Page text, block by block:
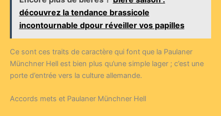
découvrez la tendance brassicole
incontournable dpour réveiller vos papilles
Ce sont ces traits de caractère qui font que la Paulaner
Münchner Hell est bien plus qu’une simple lager ; c’est une
porte d’entrée vers la culture allemande.
Accords mets et Paulaner Münchner Hell